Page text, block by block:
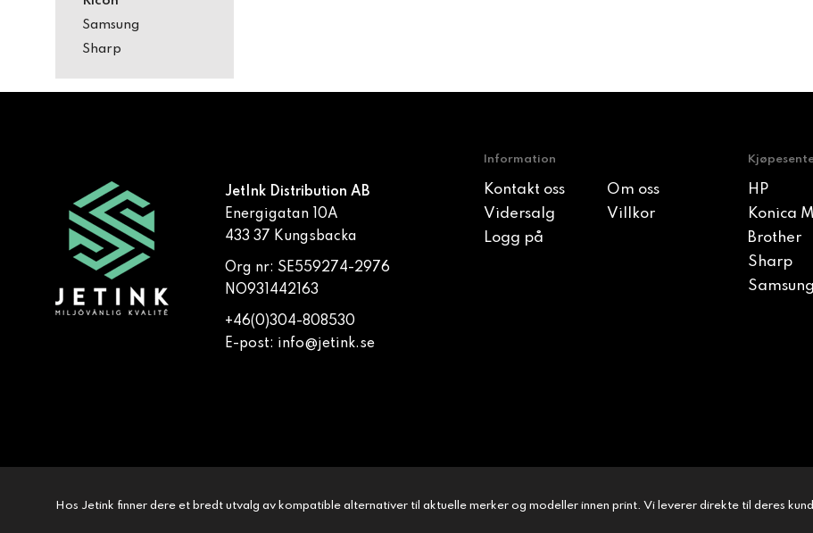
Samsung
Sharp
JetInk Distribution AB
Energigatan 10A
433 37 Kungsbacka
Org nr: SE559274-2976
NO931442163
+46(0)304-808530
E-post: info@jetink.se
Information
Kontakt oss
Om oss
Vidersalg
Villkor
Logg på
HP
Konica
Brother
Sharp
Samsung
Hos Jetink finner dere et bredt utvalg av kompatible alternativer til aktuelle merker og modeller innen print. Vi leverer direkte til deres